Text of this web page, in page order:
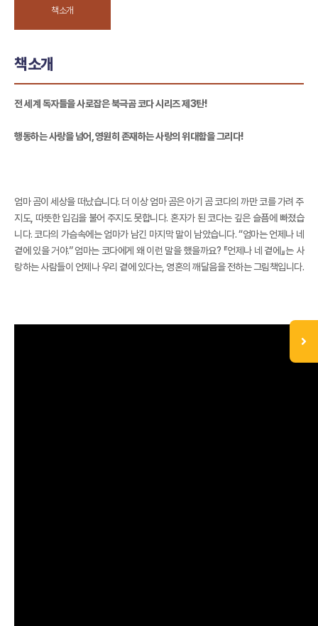
책소개
책소개
전 세계 독자들을 사로잡은 북극곰 코다 시리즈 제3탄!
행동하는 사랑을 넘어, 영원히 존재하는 사랑의 위대함을 그리다!
엄마 곰이 세상을 떠났습니다. 더 이상 엄마 곰은 아기 곰 코다의 까만 코를 가려 주
지도, 따뜻한 입김을 불어 주지도 못합니다. 혼자가 된 코다는 깊은 슬픔에 빠졌습
니다. 코다의 가슴속에는 엄마가 남긴 마지막 말이 남았습니다. “엄마는 언제나 네
곁에 있을 거야.” 엄마는 코다에게 왜 이런 말을 했을까요? 『언제나 네 곁에』는 사
랑하는 사람들이 언제나 우리 곁에 있다는, 영혼의 깨달음을 전하는 그림책입니다.